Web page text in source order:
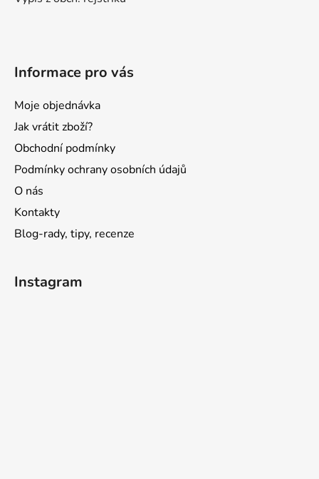
Informace pro vás
Moje objednávka
Jak vrátit zboží?
Obchodní podmínky
Podmínky ochrany osobních údajů
O nás
Kontakty
Blog-rady, tipy, recenze
Instagram